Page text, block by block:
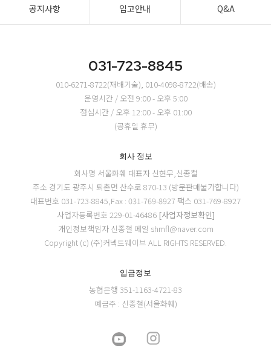
공지사항 입고안내 Q&A
031-723-8845
010-6271-8722(재배기술), 010-4098-8722(배송)
운영시간 / 오전 9:00 - 오후 5:00
점심시간 / 오후 12:00 - 오후 01:00
(공휴일 휴무)
회사 정보
회사명 서울화훼 대표자 신현무,신종철
주소 경기도 광주시 퇴촌면 산수로 870-13 (방문판매불가합니다)
대표번호 031-723-8845,Fax : 031-769-8927 팩스 031-769-8927
사업자등록번호 229-01-46486 [사업자정보확인]
개인정보책임자 신종철 메일 shmfl@naver.com
Copyright (c) (주)커넥트웨이브 ALL RIGHTS RESERVED.
입금정보
농협은행 351-1163-4721-83
예금주 : 신종철(서울화훼)